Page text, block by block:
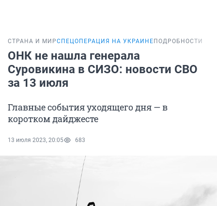
СТРАНА И МИРСПЕЦОПЕРАЦИЯ НА УКРАИНЕ ПОДРОБНОСТИ
ОНК не нашла генерала
Суровикина в СИЗО: новости СВО
за 13 июля
Главные события уходящего дня — в
коротком дайджесте
13 июля 2023, 20:05 683